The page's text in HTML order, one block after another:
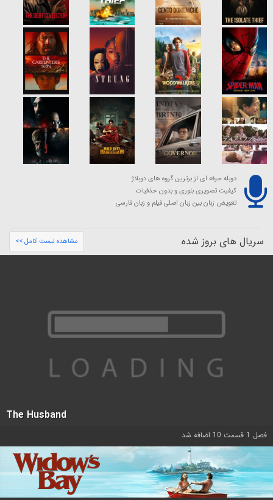
دوبله حرفه ای از برترین گروه های دوبلاژ
کیفیت تصویری بلوری و بدون حذفیات
تعویض زبان بین زبان اصلی فیلم و زبان فارسی
سریال های بروز شده مشاهده لیست کامل >>
The Husband
فصل 1 قسمت 10 اضافه شد